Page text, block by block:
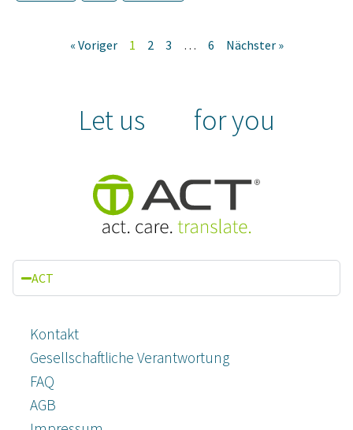
« Voriger 1 2 3 … 6 Nächster »
Let us for you
ACT
Kontakt
Gesellschaftliche Verantwortung
FAQ
AGB